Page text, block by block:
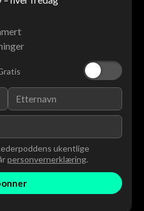
ukentlige
personvernerklæring.